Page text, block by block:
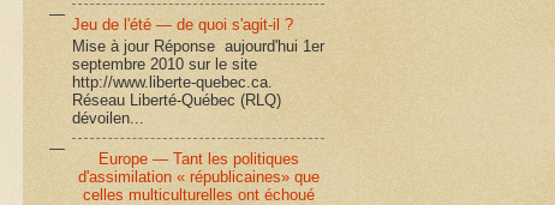
Jeu de l'été — de quoi s'agit-il ?
Mise à jour Réponse aujourd'hui 1er
septembre 2010 sur le site
http://www.liberte-quebec.ca.
Réseau Liberté-Québec (RLQ)
dévoilen...
Europe — Tant les politiques
d'assimilation « républicaines» que
celles multiculturelles ont échoué